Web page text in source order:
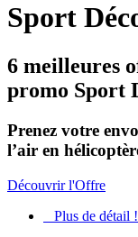
Sport
6 meilleures
promo Sport
Prenez votre
l’air en
Découvrir l'Offre
Plus de détail !